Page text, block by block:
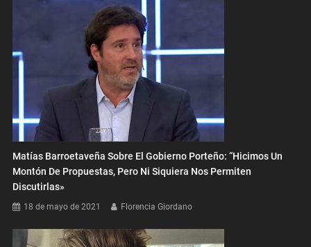
Matías Barroetaveña Sobre El Gobierno Porteño: “Hicimos Un
Montón De Propuestas, Pero Ni Siquiera Nos Permiten
Discutirlas»
18 de mayo de 2021 Florencia Giordano